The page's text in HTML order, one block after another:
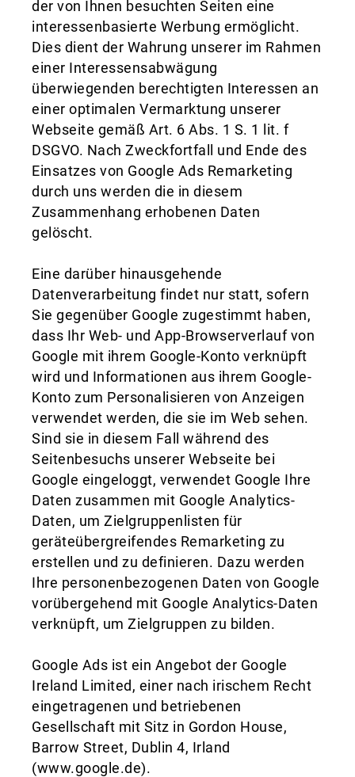
der von Ihnen besuchten Seiten eine
interessenbasierte Werbung ermöglicht.
Dies dient der Wahrung unserer im Rahmen
einer Interessensabwägung
überwiegenden berechtigten Interessen an
einer optimalen Vermarktung unserer
Webseite gemäß Art. 6 Abs. 1 S. 1 lit. f
DSGVO. Nach Zweckfortfall und Ende des
Einsatzes von Google Ads Remarketing
durch uns werden die in diesem
Zusammenhang erhobenen Daten
gelöscht.
Eine darüber hinausgehende
Datenverarbeitung findet nur statt, sofern
Sie gegenüber Google zugestimmt haben,
dass Ihr Web- und App-Browserverlauf von
Google mit ihrem Google-Konto verknüpft
wird und Informationen aus ihrem Google-
Konto zum Personalisieren von Anzeigen
verwendet werden, die sie im Web sehen.
Sind sie in diesem Fall während des
Seitenbesuchs unserer Webseite bei
Google eingeloggt, verwendet Google Ihre
Daten zusammen mit Google Analytics-
Daten, um Zielgruppenlisten für
geräteübergreifendes Remarketing zu
erstellen und zu definieren. Dazu werden
Ihre personenbezogenen Daten von Google
vorübergehend mit Google Analytics-Daten
verknüpft, um Zielgruppen zu bilden.
Google Ads ist ein Angebot der Google
Ireland Limited, einer nach irischem Recht
eingetragenen und betriebenen
Gesellschaft mit Sitz in Gordon House,
Barrow Street, Dublin 4, Irland
(www.google.de).